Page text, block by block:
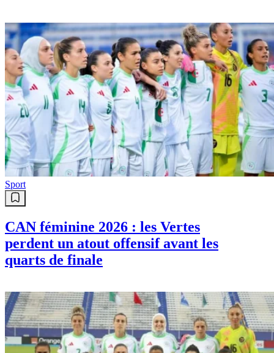
Sport
CAN féminine 2026 : les Vertes
perdent un atout offensif avant les
quarts de finale